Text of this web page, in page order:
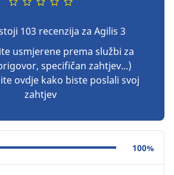
103 recenzija za Agilis 3
usmjerene prema službi za
specifičan zahtjev...)
ovdje kako biste poslali svoj
zahtjev
100%